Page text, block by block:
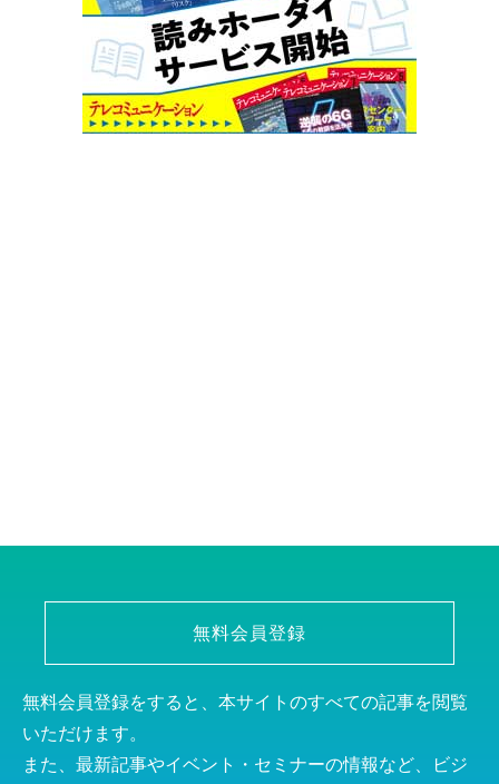
無料会員登録
無料会員登録をすると、本サイトのすべての記事を閲覧
いただけます。
また、最新記事やイベント・セミナーの情報など、ビジ